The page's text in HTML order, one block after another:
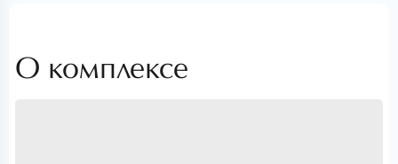
О комплексе